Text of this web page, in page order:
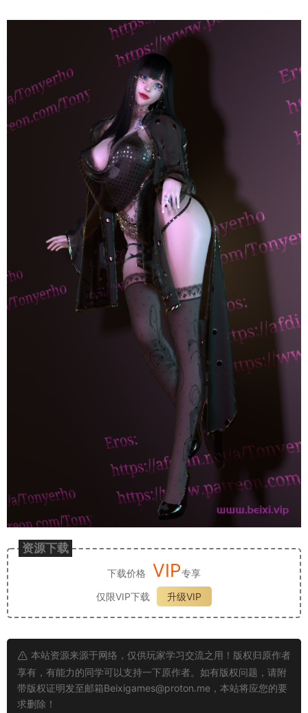
资源下载
下载价格 VIP专享
仅限VIP下载
升级VIP
本站资源来源于网络，仅供玩家学习交流之用！版权归原作者
享有，有能力的同学可以支持一下原作者。如有版权问题，请附
带版权证明发至邮箱Beixigames@proton.me ，本站将应您的要
求删除！